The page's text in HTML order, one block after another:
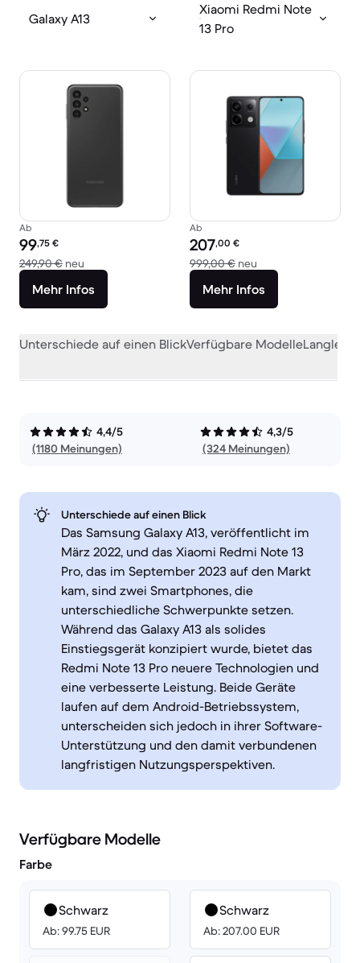
Galaxy A13
Xiaomi Redmi Note
13 Pro
Ab
Preis des erneuerten Produkts:
99,75 €
249,90 € neu Im Vergleich zum Neupreis von 249,90 €
Mehr Infos
Ab
Preis des erneuerten Produkts:
207,00 €
999,00 € neu
Mehr Infos
Unterschiede auf einen BlickVerfügbare Modelle
4,4/5
(1180 Meinungen)
4,3/5
(324 Meinungen)
Unterschiede auf einen Blick
Das Samsung Galaxy A13, veröffentlicht im
März 2022, und das Xiaomi Redmi Note 13
Pro, das im September 2023 auf den Markt
kam, sind zwei Smartphones, die
unterschiedliche Schwerpunkte setzen.
Während das Galaxy A13 als solides
Einstiegsgerät konzipiert wurde, bietet das
Redmi Note 13 Pro neuere Technologien und
eine verbesserte Leistung. Beide Geräte
laufen auf dem Android-Betriebssystem,
unterscheiden sich jedoch in ihrer Software-
Unterstützung und den damit verbundenen
langfristigen Nutzungsperspektiven.
Verfügbare Modelle
Farbe
Schwarz
Ab: 99.75 EUR
Schwarz
Ab: 207.00 EUR